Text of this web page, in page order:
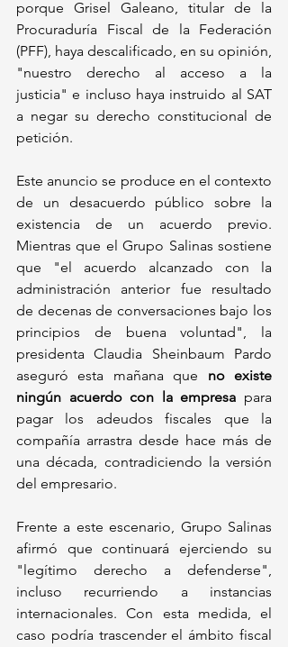
porque Grisel Galeano, titular de la
Procuraduría Fiscal de la Federación
(PFF), haya descalificado, en su opinión,
"nuestro derecho al acceso a la
justicia" e incluso haya instruido al SAT
a negar su derecho constitucional de
petición.
Este anuncio se produce en el contexto
de un desacuerdo público sobre la
existencia de un acuerdo previo.
Mientras que el Grupo Salinas sostiene
que "el acuerdo alcanzado con la
administración anterior fue resultado
de decenas de conversaciones bajo los
principios de buena voluntad", la
presidenta Claudia Sheinbaum Pardo
aseguró esta mañana que no existe
ningún acuerdo con la empresa para
pagar los adeudos fiscales que la
compañía arrastra desde hace más de
una década, contradiciendo la versión
del empresario.
Frente a este escenario, Grupo Salinas
afirmó que continuará ejerciendo su
"legítimo derecho a defenderse",
incluso recurriendo a instancias
internacionales. Con esta medida, el
caso podría trascender el ámbito fiscal